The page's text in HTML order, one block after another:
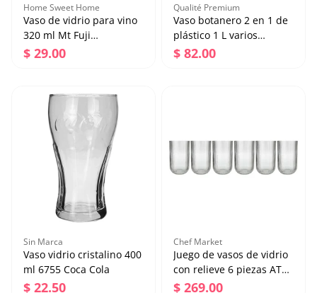
Home Sweet Home
Vaso de vidrio para vino
320 ml Mt Fuji
ATN2752A Home Sweet
Precio regular
$ 29.00
320 ml Mt Fuji
ATN2752A Home Sweet
Home
Precio regular
$ 29.00
Agregar al carrito
Qualité Premium
Vaso botanero 2 en 1 de
plástico 1 L varios
colores ATS-1344 Home
Precio regular
$ 82.00
Agregar al carrito
Sin Marca
Vaso vidrio cristalino 400
ml 6755 Coca Cola
Precio regular
$ 22.50
Chef Market
Juego de vasos de vidrio
con relieve 6 piezas ATH-
868 Chef Market
Precio regular
$ 269.00